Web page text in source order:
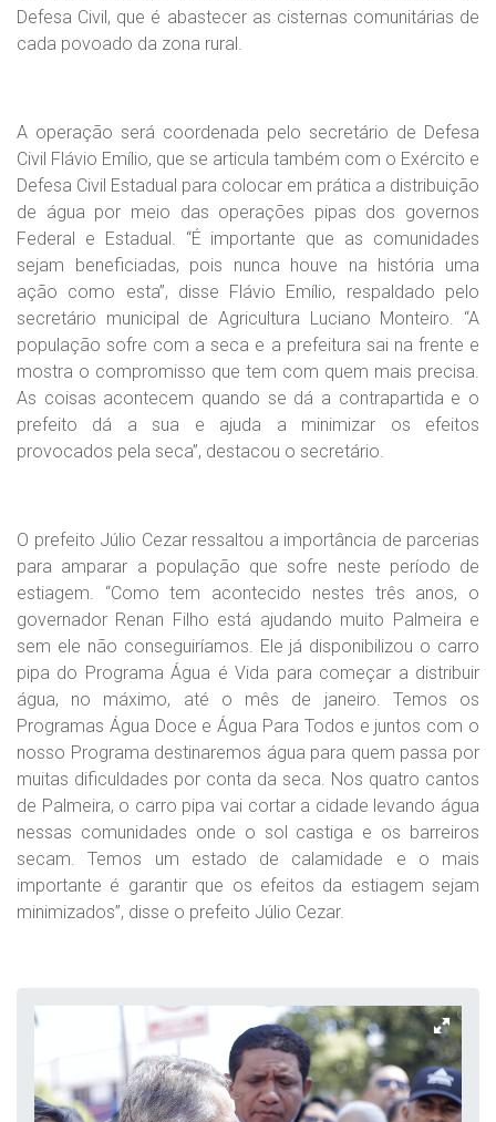
Defesa Civil, que é abastecer as cisternas comunitárias de
cada povoado da zona rural.
A operação será coordenada pelo secretário de Defesa
Civil Flávio Emílio, que se articula também com o Exército e
Defesa Civil Estadual para colocar em prática a distribuição
de água por meio das operações pipas dos governos
Federal e Estadual. “É importante que as comunidades
sejam beneficiadas, pois nunca houve na história uma
ação como esta”, disse Flávio Emílio, respaldado pelo
secretário municipal de Agricultura Luciano Monteiro. “A
população sofre com a seca e a prefeitura sai na frente e
mostra o compromisso que tem com quem mais precisa.
As coisas acontecem quando se dá a contrapartida e o
prefeito dá a sua e ajuda a minimizar os efeitos
provocados pela seca”, destacou o secretário.
O prefeito Júlio Cezar ressaltou a importância de parcerias
para amparar a população que sofre neste período de
estiagem. “Como tem acontecido nestes três anos, o
governador Renan Filho está ajudando muito Palmeira e
sem ele não conseguiríamos. Ele já disponibilizou o carro
pipa do Programa Água é Vida para começar a distribuir
água, no máximo, até o mês de janeiro. Temos os
Programas Água Doce e Água Para Todos e juntos com o
nosso Programa destinaremos água para quem passa por
muitas dificuldades por conta da seca. Nos quatro cantos
de Palmeira, o carro pipa vai cortar a cidade levando água
nessas comunidades onde o sol castiga e os barreiros
secam. Temos um estado de calamidade e o mais
importante é garantir que os efeitos da estiagem sejam
minimizados”, disse o prefeito Júlio Cezar.